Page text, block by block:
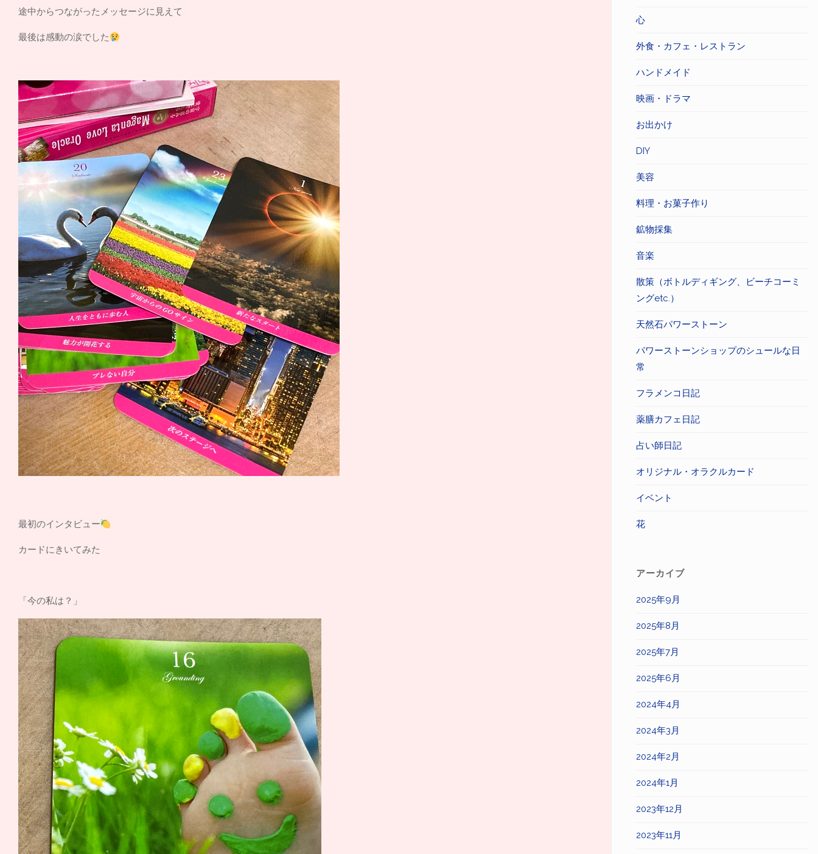
途中からつながったメッセージに見えて
最後は感動の涙でした
最初のインタビュー
カードにきいてみた
「今の私は？」
心
外食・カフェ・レストラン
ハンドメイド
映画・ドラマ
お出かけ
DIY
美容
料理・お菓子作り
鉱物採集
音楽
散策（ボトルディギング、ビーチコーミ
ングetc.）
天然石パワーストーン
パワーストーンショップのシュールな日
常
フラメンコ日記
薬膳カフェ日記
占い師日記
オリジナル・オラクルカード
イベント
花
アーカイブ
2025年9月
2025年8月
2025年7月
2025年6月
2024年4月
2024年3月
2024年2月
2024年1月
2023年12月
2023年11月